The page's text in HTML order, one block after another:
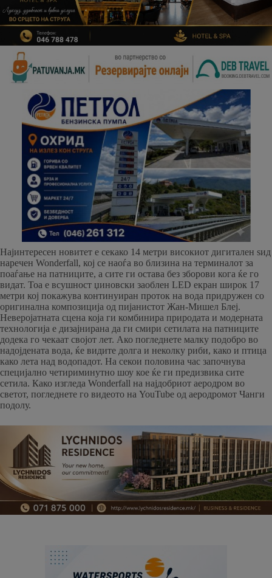
Најинтересен новитет е секако 14 метри високиот дигитален ѕид
наречен Wonderfall, кој се наоѓа во близина на терминалот за
поаѓање на патниците, а сите ги остава без зборови кога ќе го
видат. Тоа е всушност џиновски заоблен LED екран широк 17
метри кој покажува континуиран проток на вода придружен со
оригинална композиција од пијанистот Жан-Мишел Блеј.
Неверојатната сцена која ги комбинира природата и модерната
технологија е дизајнирана да ги смири сетилата на патниците
додека го чекаат својот лет. Ако погледнете малку подобро во
надојдената вода, ќе видите долга и неколку риби, како и птица
како лета над водопадот. На секои половина час започнува
специјално четириминутно шоу кое ќе ги предизвика сите
сетила. Како изгледа Wonderfall на најдобриот аеродром во
светот, погледнете го видеото на YouTube од аеродромот Чанги
подолу.